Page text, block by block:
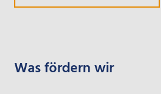
Was fördern wir